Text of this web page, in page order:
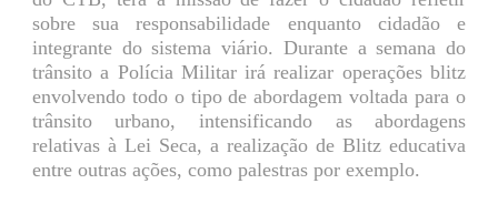
sobre sua responsabilidade enquanto cidadão e
integrante do sistema viário. Durante a semana do
trânsito a Polícia Militar irá realizar operações blitz
envolvendo todo o tipo de abordagem voltada para o
trânsito urbano, intensificando as abordagens
relativas à Lei Seca, a realização de Blitz educativa
entre outras ações, como palestras por exemplo.